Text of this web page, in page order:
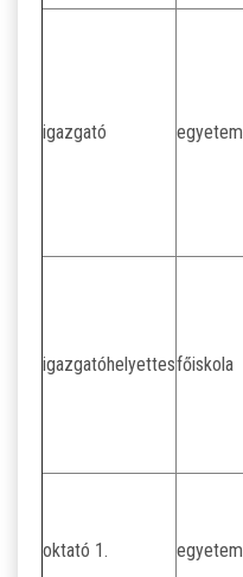
igazgató egyetem
igazgatóhelyettesfőiskola
oktató 1. egyetem